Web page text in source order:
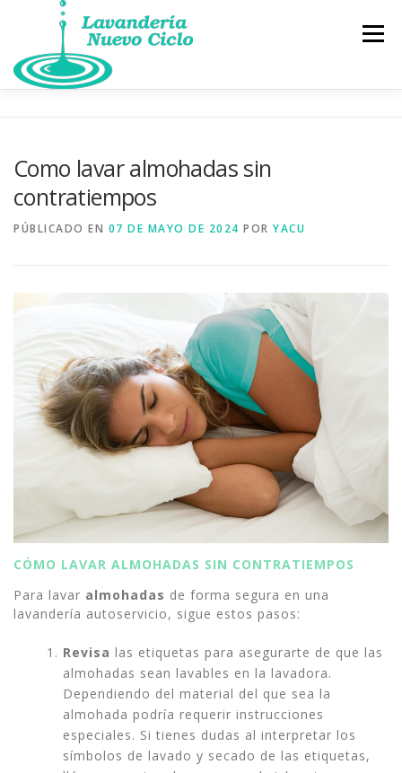
Menú
PUNTO DE INTERCAMBIO DE LIBROS, GRATIS
Como lavar almohadas sin
contratiempos
PÚBLICADO EN 07 DE MAYO DE 2024 POR YACU
CÓMO LAVAR ALMOHADAS SIN CONTRATIEMPOS
Para lavar almohadas de forma segura en una
lavandería autoservicio, sigue estos pasos:
Revisa las etiquetas para asegurarte de que las
almohadas sean lavables en la lavadora.
Dependiendo del material del que sea la
almohada podría requerir instrucciones
especiales. Si tienes dudas al interpretar los
símbolos de lavado y secado de las etiquetas,